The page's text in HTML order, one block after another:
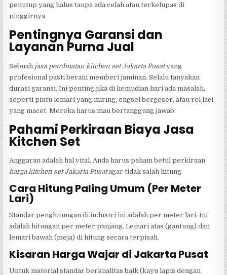
penutup yang halus tanpa ada celah atau terkelupas di
pinggirnya.
Pentingnya Garansi dan
Layanan Purna Jual
Sebuah jasa pembuatan kitchen set Jakarta Pusatyang
profesional pasti berani memberi jaminan. Selalu tanyakan
durasi garansi. Ini penting jika di kemudian hari ada masalah,
seperti pintu lemari yang miring, engsel bergeser, atau rel laci
yang macet. Mereka harus mau bertanggung jawab.
Pahami Perkiraan Biaya Jasa
Kitchen Set
Anggaran adalah hal vital. Anda harus paham betul perkiraan
harga kitchen set Jakarta Pusatagar tidak salah hitung.
Cara Hitung Paling Umum (Per Meter
Lari)
Standar penghitungan di industri ini adalah per meter lari. Ini
adalah hitungan per meter panjang. Lemari atas (gantung) dan
lemari bawah (meja) di hitung secara terpisah.
Kisaran Harga Wajar di Jakarta Pusat
Untuk material standar berkualitas baik (kayu lapis dengan